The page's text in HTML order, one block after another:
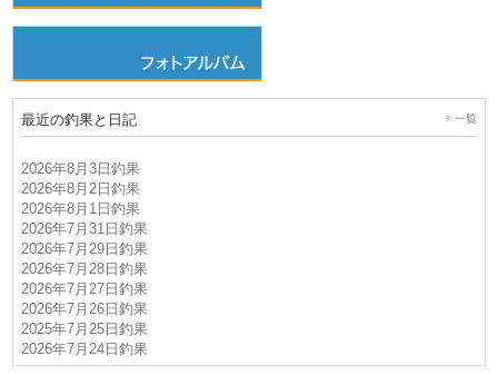
最近の釣果と日記 一覧
2026年8月3日釣果
2026年8月2日釣果
2026年8月1日釣果
2026年7月31日釣果
2026年7月29日釣果
2026年7月28日釣果
2026年7月27日釣果
2026年7月26日釣果
2025年7月25日釣果
2026年7月24日釣果